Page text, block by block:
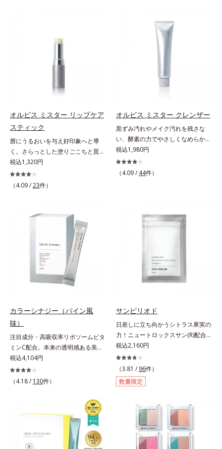
なたのエイジングケアを応援しま
ミ・ソバカスを防ぐ（ウォッシュを
除く）*2 オルビス内スキンケアシ
手入れのこと*4 うるおいによる
乾燥による*7 保湿成分*8 ロニ
セラカエルレア果汁、ノバラエキス
配合＝うるおいを与えハリと透明感
に満ちた肌へ導く保湿成分*9 メマ
ツヨイグサ抽出液、スイカズラエキ
ス配合＝角層のすみずみまで水分・
油分を保ち、ハリ・ツヤを与える保
湿成分*10 気持ちのこと
*2 美白（メラニンの生成を抑え、
シミ・ソバカスを防ぐ）と保湿のこ
ミ・ソバカスを防ぐ美白有効成分を
組み合わせた複合成分*4 グリチル
BEAUTY夏祭りは、こちら
ので、毛流れを整えたり、色をなじ
活躍。これ1本で完成度の高い、ふ
んわり眉に仕上がります。※中身を
ています。* ダイマージリノール酸
イソステアリル/フィトステリル）
配合＝感触向上成分
にWでアプローチする、薬用ニキビ
対策スキンケアシリーズです。5種
の和漢植物由来成分とコラーゲンが
きにくい肌を目指します。さらにビ
タミンC誘導体をはじめとした5種
ョットカプセル」を配合。カプセル
が浸透してから成分を放出する特殊
技術によって、高い浸透力(*2)と安
定性を実現。毛穴の目立ちをしっか
りケア(*3)して、ゆらぎやすいニキ
ビ肌を、みずみずしい清潔な垢抜け
肌(*4)へと導きます。たっぷりの保
然ビタミンE、イノシット、フィチ
ン酸、ユズセラミド、スフィンゴ糖
洗浄による汚れの除去*5 すべての
方に皮膚刺激がおきないというわけ
ではありません※敏感肌対象パッチ
ん）※弱酸性
オルビス ミスター リップケア
スティック
唇にうるおいを与え好印象へと導
く。さらっとした塗りごこちと質感
で自然で好印象な口元に。さらっと
した軽やかな塗りごこちでありなが
らも、唇にうるおいを与える「モイ
リームはべたつくから苦手」という
リップクリームに苦手意識を感じる
方でも使用しやすい設計に。ツヤを
抑えた質感で、自然で好印象な口元
へと導きます。3種の植物性保湿成
分を組み合わせた「MULTI-３※」
を配合。さらに、ミツロウ、ヒアル
ロン酸、コラーゲン配合で、唇にう
ス、ビワ葉エキス、カミツレ花エキ
ス：唇にうるおいを与える保湿成分
税込1,320円
（4.09 /23件）
オルビス ミスター クレンザー
黒ずみ汚れやメイク汚れを残さな
い、酵素の力でやさしくなめらかに
洗い上げるW洗顔不要のスペシャル
クレンザー。過剰な皮脂とその皮脂
汚れが詰まって発生する黒ずみ汚れ
酸 LP(*1)」を配合し、毛穴の黒ずみ
毛穴の汚れをしっかり洗い流す期待
感が高まる黒と、優しく肌に吸い付
くようなとろけ感のジェル状テクス
っかり洗い流し、洗いあがりはつる
んとした肌に。泡立て不要であわた
だしい朝も疲れて帰ってきた夜も手
軽にご使用いただけます。*1 リパ
ーゼ、リンゴ酸*2 イソステアリル
アスコルビルリン酸２Na、プラン
クトンエキス、ハス花エキス、乳酸
桿菌/セイヨウナシ果汁発酵液、ア
⇒ 保湿液※洗顔料と置き換えてご
使用いただけます。※週2～3回のス
ペシャル洗顔としてのご使用をおす
すめいたしますが、クレンジング料
税込1,980円
（4.09 / 44件）
カラーシナジー（パイン風
味）
注目成分・高吸収率リポソームビタ
ミンC配合。本来の透明感ある美し
さを目指す美容サプリメント。みん
なが目指す美しさのゴールは、透明
感でした。注目成分リポソームビタ
す美容サプリメントです。美容に嬉
しい効果を持つビタミンCには、口
から摂取しても吸収されにくく、多
くが体外に排出されるというデメリ
ットが。そんなデメリットを払拭す
税込4,104円
（4.18 / 130件）
サンピリオド
日差しに立ち向かうシトラス果実の
力！ニュートロックスサン(R)配合の
インナーケア(*)。果実の力で日差し
に立ち向かうインナーケア(*)です。
強い紫外線が降り注ぐ南スペイン産
のシトラスとローズマリーから抽出
した話題の成分、「ニュートロック
究を重ねており、多くの国で実績の
ある夏のケア成分です。さらに夏の
ケアで有名なPLエキスと、欠かせな
い美容成分ビタミンCもプラス。独
税込2,160円
（3.81 / 96件）
数量限定